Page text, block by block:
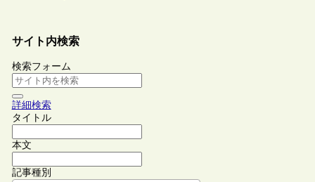
サイト内検索
検索フォーム
詳細検索
タイトル
本文
記事種別